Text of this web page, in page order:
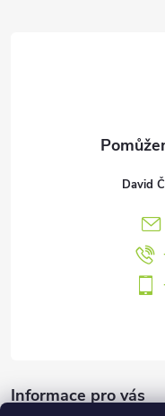
David
Informace pro vás